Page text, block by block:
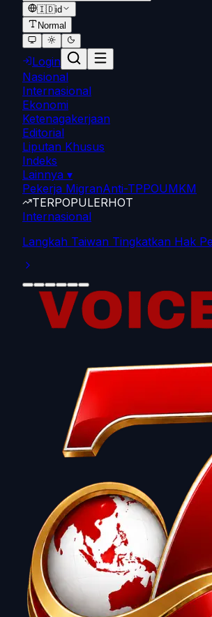
🇮🇩id
Normal
Login
Nasional
Internasional
Ekonomi
Ketenagakerjaan
Editorial
Liputan Khusus
Indeks
Lainnya ▾
Pekerja MigranAnti-TPPOUMKM
TERPOPULERHOT
Internasional
Langkah Taiwan Tingkatkan Hak